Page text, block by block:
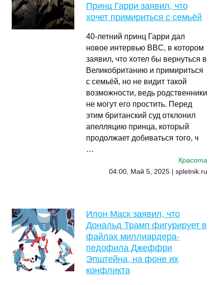
Принц Гарри заявил, что
хочет примириться с семьёй
40-летний принц Гарри дал
новое интервью BBC, в котором
заявил, что хотел бы вернуться в
Великобританию и примириться
с семьёй, но не видит такой
возможности, ведь родственники
не могут его простить. Перед
этим британский суд отклонил
апелляцию принца, который
продолжает добиваться того, ч
…
Красота
04:00, Май 5, 2025 | spletnik.ru
Илон Маск заявил, что
Дональд Трамп фигурирует в
файлах миллиардера-
педофила Джеффри
Эпштейна, на фоне их
конфликта